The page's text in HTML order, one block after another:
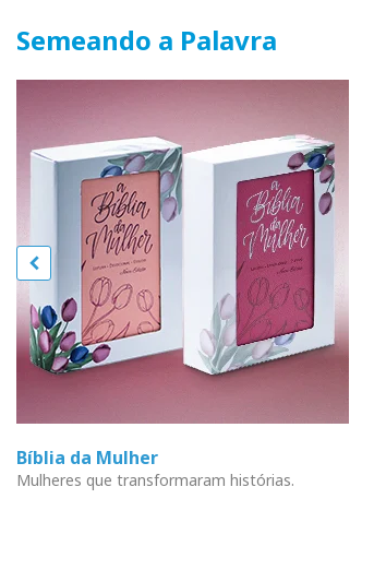
Semeando a Palavra
Bíblia da Mulher
Mulheres que transformaram histórias.